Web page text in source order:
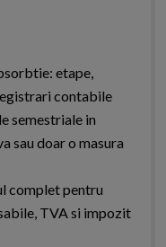
etape,
contabile
semestriale in
sau doar o masura
complet pentru
TVA si impozit